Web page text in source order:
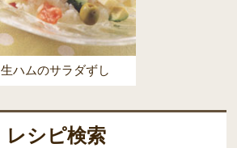
生ハムのサラダずし
レシピ検索